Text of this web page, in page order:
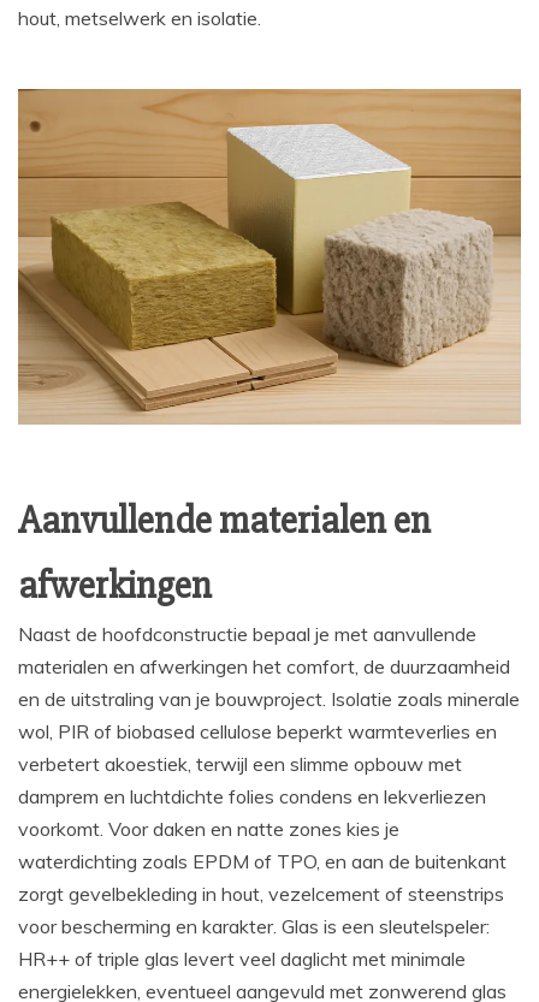
hout, metselwerk en isolatie.
Aanvullende materialen en
afwerkingen
Naast de hoofdconstructie bepaal je met aanvullende
materialen en afwerkingen het comfort, de duurzaamheid
en de uitstraling van je bouwproject. Isolatie zoals minerale
wol, PIR of biobased cellulose beperkt warmteverlies en
verbetert akoestiek, terwijl een slimme opbouw met
damprem en luchtdichte folies condens en lekverliezen
voorkomt. Voor daken en natte zones kies je
waterdichting zoals EPDM of TPO, en aan de buitenkant
zorgt gevelbekleding in hout, vezelcement of steenstrips
voor bescherming en karakter. Glas is een sleutelspeler:
HR++ of triple glas levert veel daglicht met minimale
energielekken, eventueel aangevuld met zonwerend glas